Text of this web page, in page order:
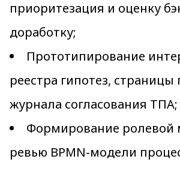
приоритезация и оценку
доработку;
Прототипирование
реестра гипотез, страницы
журнала согласования ТПА;
Формирование ролевой
ревью BPMN-модели